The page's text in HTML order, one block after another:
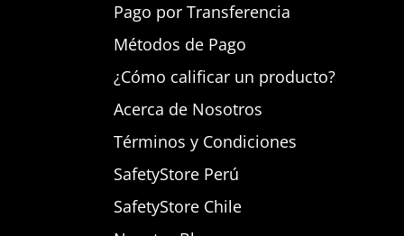
Pago por Transferencia
Métodos de Pago
¿Cómo calificar un producto?
Acerca de Nosotros
Términos y Condiciones
SafetyStore Perú
SafetyStore Chile